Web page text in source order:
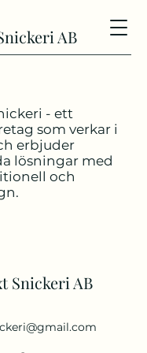
AB
- ett
som verkar i
erbjuder
lösningar med
och
Snickeri AB